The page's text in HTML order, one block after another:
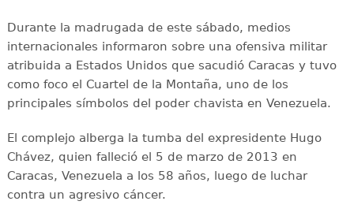
Durante la madrugada de este sábado, medios
internacionales informaron sobre una ofensiva militar
atribuida a Estados Unidos que sacudió Caracas y tuvo
como foco el Cuartel de la Montaña, uno de los
principales símbolos del poder chavista en Venezuela.
El complejo alberga la tumba del expresidente Hugo
Chávez, quien falleció el 5 de marzo de 2013 en
Caracas, Venezuela a los 58 años, luego de luchar
contra un agresivo cáncer.